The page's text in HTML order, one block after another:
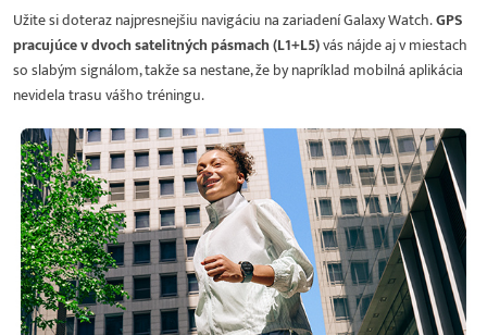
Užite si doteraz najpresnejšiu navigáciu na zariadení Galaxy Watch.GPS
pracujúce v dvoch satelitných pásmach (L1+L5)vás nájde aj v miestach
so slabým signálom, takže sa nestane, že by napríklad mobilná aplikácia
nevidela trasu vášho tréningu.